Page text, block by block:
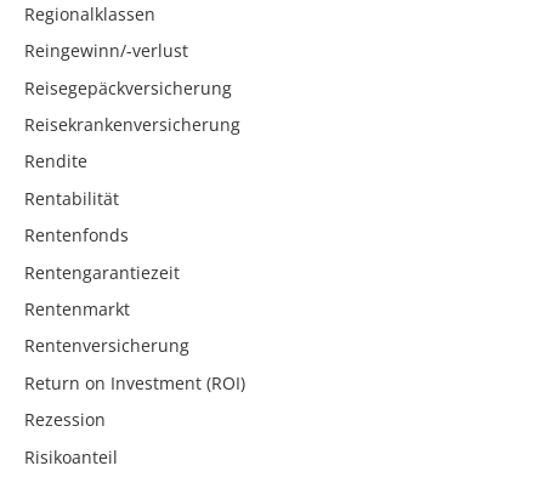
Regionalklassen
Reingewinn/-verlust
Reisegepäckversicherung
Reisekrankenversicherung
Rendite
Rentabilität
Rentenfonds
Rentengarantiezeit
Rentenmarkt
Rentenversicherung
Return on Investment (ROI)
Rezession
Risikoanteil